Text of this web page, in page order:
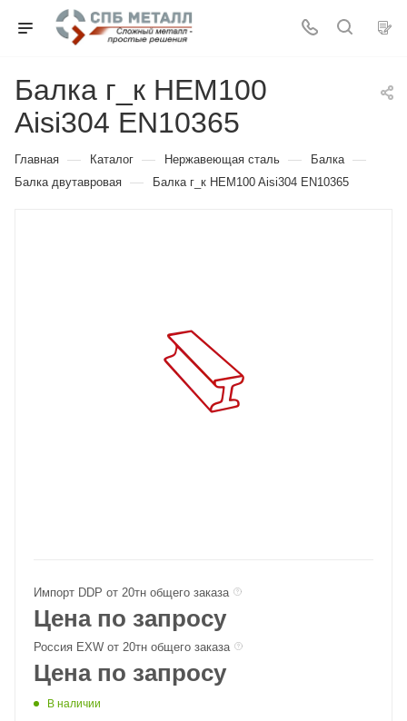
Балка г_к HEM100
Aisi304 EN10365
Главная — Каталог — Нержавеющая сталь — Балка —
Балка двутавровая — Балка г_к HEM100 Aisi304 EN10365
Импорт DDP от 20тн общего заказа
Цена по запросу
Россия EXW от 20тн общего заказа
Цена по запросу
В наличии